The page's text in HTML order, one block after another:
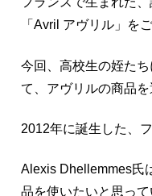
「Avril アヴリル」を
今回、高校生の姪た
て、アヴリルの商品を
2012年に誕生した、
Alexis Dhellemmes氏
品を使いたいと思って